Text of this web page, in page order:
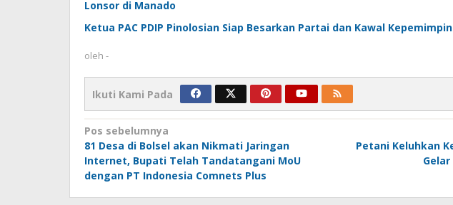
Lonsor di Manado
Ketua PAC PDIP Pinolosian Siap Besarkan Partai dan Kawal
oleh -
Ikuti Kami Pada
Navigasi
pos
Pos sebelumnya
81 Desa di Bolsel akan Nikmati Jaringan
Internet, Bupati Telah Tandatangani MoU
dengan PT Indonesia Comnets Plus
Petani Keluhkan